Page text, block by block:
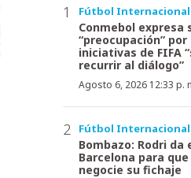
Fútbol Internacional
Conmebol expresa
“preocupación” por
iniciativas de FIFA
recurrir al diálogo”
Agosto 6, 2026 12:33 p.
Fútbol Internacional
Bombazo: Rodri da
Barcelona para que
negocie su fichaje